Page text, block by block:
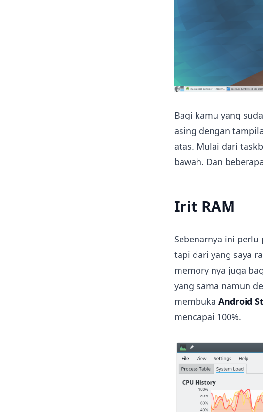
Bagi kamu yang
asing dengan
atas. Mulai dari
bawah. Dan
Irit RAM
Sebenarnya ini
tapi dari yang saya
memory nya juga
yang sama namun
membuka Android
mencapai 100%.